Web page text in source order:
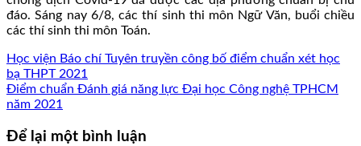
đáo. Sáng nay 6/8, các thí sinh thi môn Ngữ Văn, buổi chiều
các thí sinh thi môn Toán.
Học viện Báo chí Tuyên truyền công bố điểm chuẩn xét học
bạ THPT 2021
Điểm chuẩn Đánh giá năng lực Đại học Công nghệ TPHCM
năm 2021
Để lại một bình luận